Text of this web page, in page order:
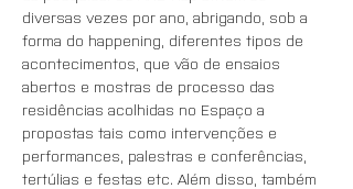
diversas vezes por ano, abrigando, sob a
forma do happening, diferentes tipos de
acontecimentos, que vão de ensaios
abertos e mostras de processo das
residências acolhidas no Espaço a
propostas tais como intervenções e
performances, palestras e conferências,
tertúlias e festas etc. Além disso, também